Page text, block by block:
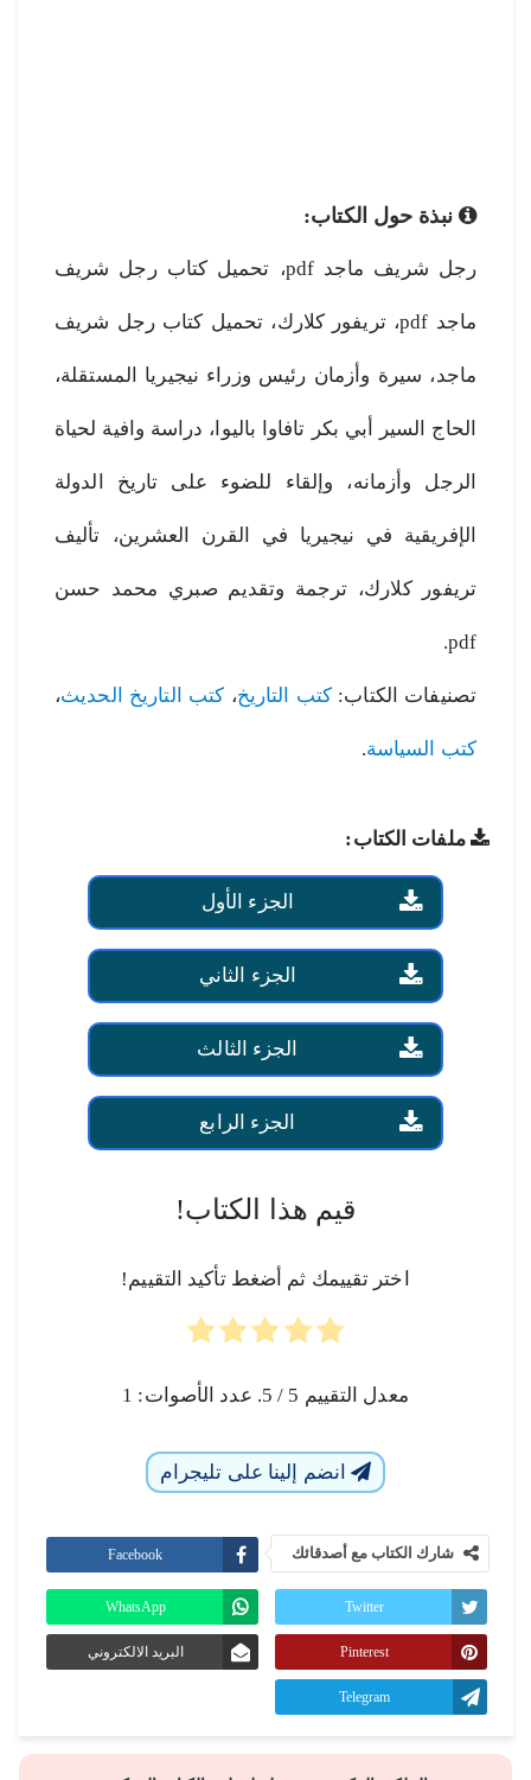
نبذة حول الكتاب:
رجل شريف ماجد pdf، تحميل كتاب رجل شريف
ماجد pdf، تريفور كلارك، تحميل كتاب رجل شريف
ماجد، سيرة وأزمان رئيس وزراء نيجيريا المستقلة،
الحاج السير أبي بكر تافاوا باليوا، دراسة وافية لحياة
الرجل وأزمانه، وإلقاء للضوء على تاريخ الدولة
الإفريقية في نيجيريا في القرن العشرين، تأليف
تريفور كلارك، ترجمة وتقديم صبري محمد حسن
pdf.
تصنيفات الكتاب: كتب التاريخ، كتب التاريخ الحديث،
كتب السياسة.
ملفات الكتاب:
الجزء الأول
الجزء الثاني
الجزء الثالث
الجزء الرابع
قيم هذا الكتاب!
اختر تقييمك ثم أضغط تأكيد التقييم!
معدل التقييم 5 / 5. عدد الأصوات: 1
انضم إلينا على تليجرام
شارك الكتاب مع أصدقائك Facebook
Twitter
WhatsApp
Pinterest البريد الالكتروني
Telegram